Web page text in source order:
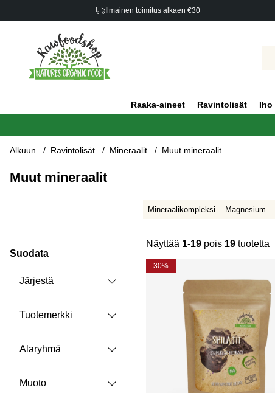
Ilmainen toimitus alkaen €30
Raaka-aineet Ravintolisät Iho
Alkuun Ravintolisät Mineraalit Muut mineraalit
Muut mineraalit
Mineraalikompleksi Magnesium
Suodata
Järjestä
Tuotemerkki
Alaryhmä
Muoto
Näyttää 1-19 pois 19 tuotetta
Tuotteet
30%